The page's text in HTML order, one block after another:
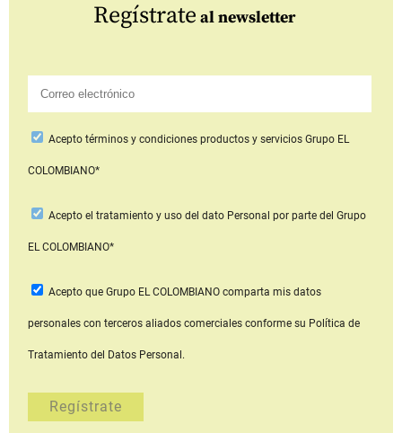
Regístrate al newsletter
Aceptotérminos y condiciones productos y serviciosGrupo EL
COLOMBIANO*
Acepto el tratamiento y uso del dato Personal por parte del Grupo
EL COLOMBIANO*
Acepto que Grupo EL COLOMBIANOcomparta mis datos
personales con terceros aliados comerciales conforme su Política de
Tratamiento del Datos Personal.